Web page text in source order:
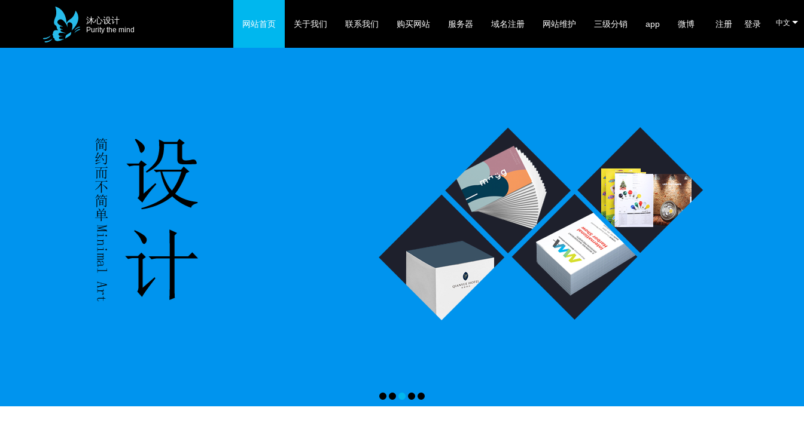
沐心设计
Purity the mind
注册 登录
网站首页 关于我们 联系我们 购买网站 服务器 域名注册 网站维护 三级分销 app 微博 中文